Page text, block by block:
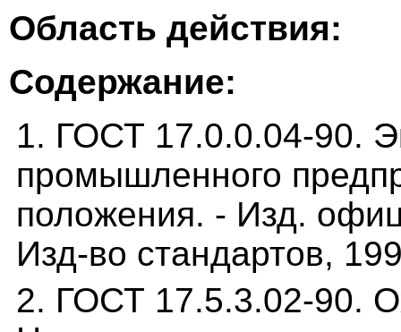
Область действия:
Содержание:
1. ГОСТ 17.0.0.04-90.
промышленного
положения. - Изд.
Изд-во стандартов,
2. ГОСТ 17.5.3.02-90.